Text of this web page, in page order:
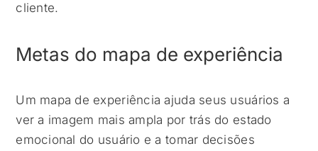
cliente.
Metas do mapa de experiência
Um mapa de experiência ajuda seus usuários a
ver a imagem mais ampla por trás do estado
emocional do usuário e a tomar decisões